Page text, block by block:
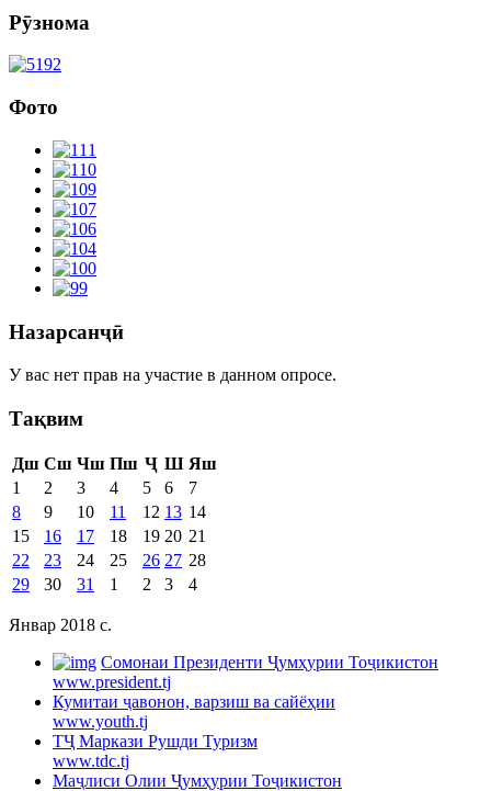
Рӯзнома
Фото
Назарсанҷӣ
У вас нет прав на участие в данном опросе.
Тақвим
Дш Сш Чш Пш Ҷ Ш Яш
1
2 3 4 5 6
7
8
9 10 11 12 13 14
15
16 17 18 19 20 21
22
23 24 25 26 27 28
29
30 31 1 2 3 4
Январ 2018 c.
Cомонаи Президенти Ҷумҳурии Тоҷикистон
www.president.tj
Кумитаи ҷавонон, варзиш ва сайёҳии
www.youth.tj
ТҶ Маркази Рушди Туризм
www.tdc.tj
Маҷлиси Олии Ҷумҳурии Тоҷикистон